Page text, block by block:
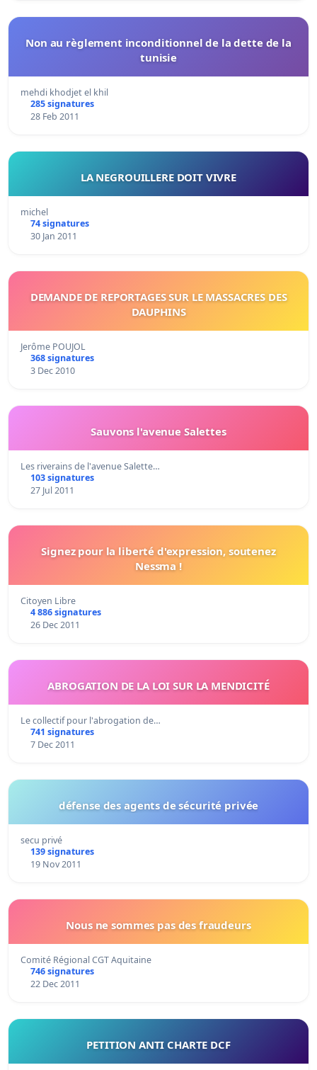
Non au règlement inconditionnel de la dette de la
tunisie
mehdi khodjet el khil
285 signatures
28 Feb 2011
LA NEGROUILLERE DOIT VIVRE
michel
74 signatures
30 Jan 2011
DEMANDE DE REPORTAGES SUR LE MASSACRES DES
DAUPHINS
Jerôme POUJOL
368 signatures
3 Dec 2010
Sauvons l'avenue Salettes
Les riverains de l'avenue Salette…
103 signatures
27 Jul 2011
Signez pour la liberté d'expression, soutenez
Nessma !
Citoyen Libre
4 886 signatures
26 Dec 2011
ABROGATION DE LA LOI SUR LA MENDICITÉ
Le collectif pour l'abrogation de…
741 signatures
7 Dec 2011
défense des agents de sécurité privée
secu privé
139 signatures
19 Nov 2011
Nous ne sommes pas des fraudeurs
Comité Régional CGT Aquitaine
746 signatures
22 Dec 2011
PETITION ANTI CHARTE DCF